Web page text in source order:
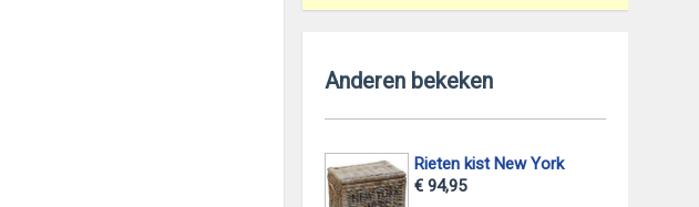
Anderen bekeken
Rieten kist New York
€ 94,95